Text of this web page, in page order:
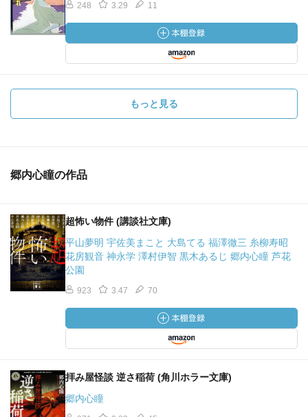
248 3.29 11
もっと見る
郷内心瞳の作品
超怖い物件 (講談社文庫)
平山夢明 宇佐美まこと 大島てる 福澤徹三 糸柳寿昭
花房観音 神永学 澤村伊智 黒木あるじ 郷内心瞳 芦花
公園
923 3.47 70
拝み屋怪談 逆さ稲荷 (角川ホラー文庫)
郷内心瞳